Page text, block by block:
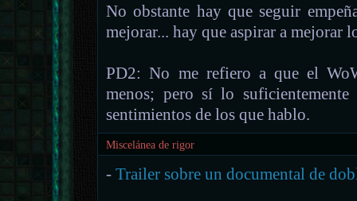
No obstante hay que seguir
mejorar... hay que aspirar a mejorar
PD2: No me refiero a que el
menos; pero sí lo
sentimientos de los que hablo.
Miscelánea de rigor
-Trailer sobre un documental de